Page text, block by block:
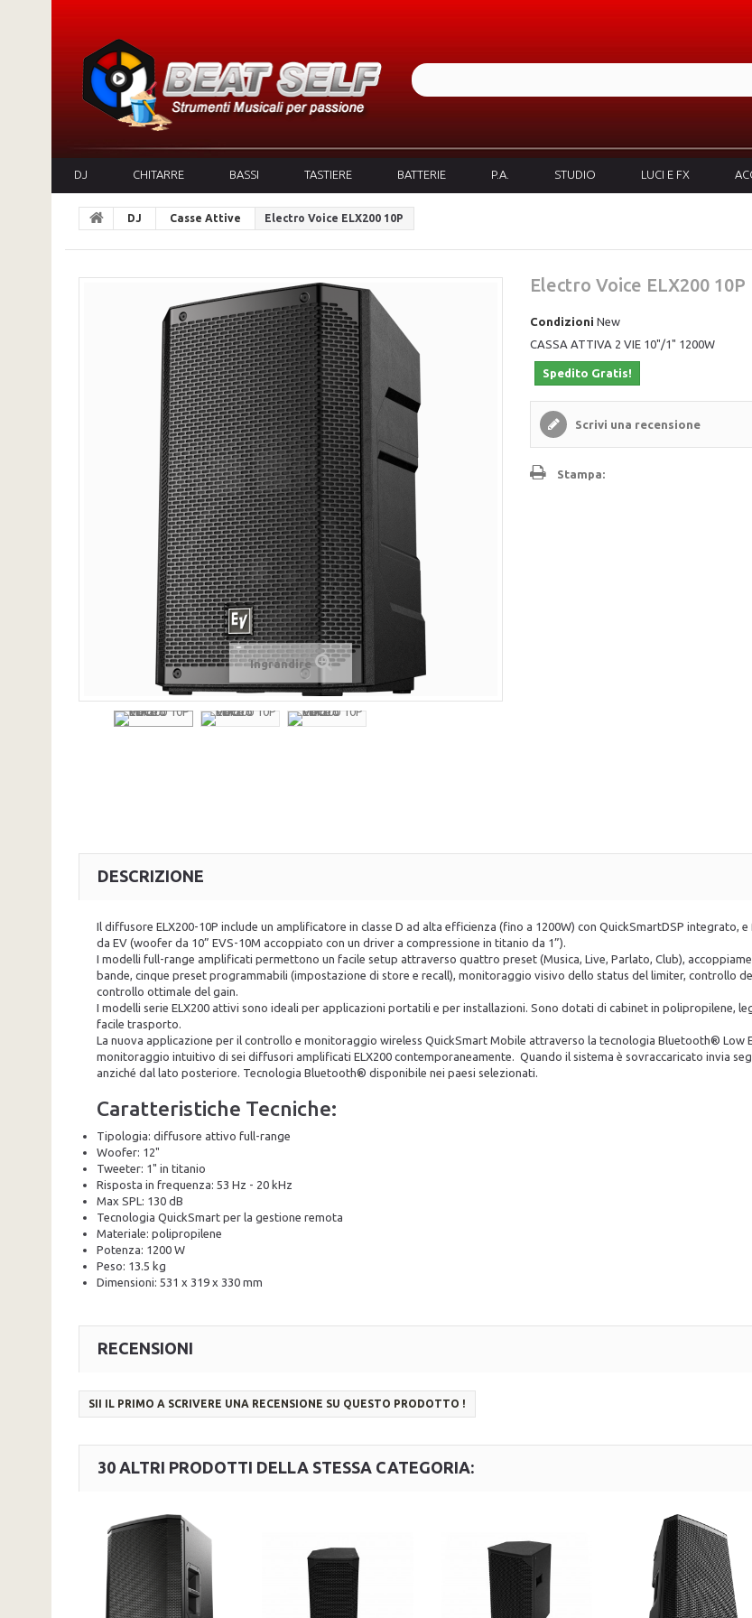
DJ CHITARRE BASSI TASTIERE BATTERIE P.A. STUDIO LUCI E FX
DJ Casse Attive Electro Voice ELX200 10P
Ingrandire
Electro Voice ELX200 10P
Condizioni New
CASSA ATTIVA 2 VIE 10"/1" 1200W
Spedito Gratis!
Scrivi una recensione
Stampa:
DESCRIZIONE
Il diffusore ELX200-10P include un amplificatore in classe D ad alta efficienza (fino a 1200W) con QuickSmartDSP
da EV (woofer da 10” EVS-10M accoppiato con un driver a compressione in titanio da 1”).
I modelli full-range amplificati permettono un facile setup attraverso quattro preset (Musica, Live, Parlato, Club),
bande, cinque preset programmabili (impostazione di store e recall), monitoraggio visivo dello status del limiter, controllo
controllo ottimale del gain.
I modelli serie ELX200 attivi sono ideali per applicazioni portatili e per installazioni. Sono dotati di cabinet in polipropilene,
facile trasporto.
La nuova applicazione per il controllo e monitoraggio wireless QuickSmart Mobile attraverso la tecnologia Bluetooth® Low
monitoraggio intuitivo di sei diffusori amplificati ELX200 contemporaneamente. Quando il sistema è sovraccaricato invia
anziché dal lato posteriore. Tecnologia Bluetooth® disponibile nei paesi selezionati.
Caratteristiche Tecniche:
Tipologia: diffusore attivo full-range
Woofer: 12"
Tweeter: 1" in titanio
Risposta in frequenza: 53 Hz - 20 kHz
Max SPL: 130 dB
Tecnologia QuickSmart per la gestione remota
Materiale: polipropilene
Potenza: 1200 W
Peso: 13.5 kg
Dimensioni: 531 x 319 x 330 mm
RECENSIONI
SII IL PRIMO A SCRIVERE UNA RECENSIONE SU QUESTO PRODOTTO !
30 ALTRI PRODOTTI DELLA STESSA CATEGORIA: